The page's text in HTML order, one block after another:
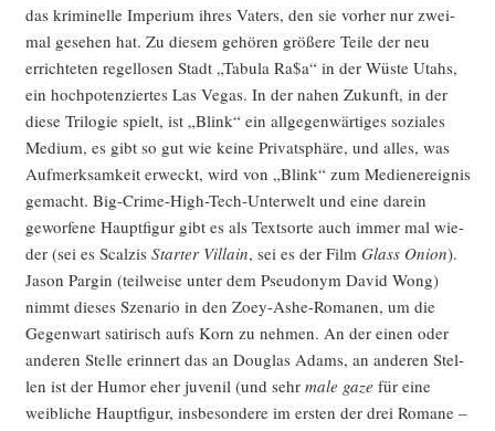
das kri­mi­nel­le Impe­ri­um ihres Vaters, den sie vor­her nur zwei­
mal gese­hen hat. Zu die­sem gehö­ren grö­ße­re Tei­le der neu
errich­te­ten regel­lo­sen Stadt „Tabu­la Ra$a“ in der Wüs­te Utahs,
ein hoch­po­ten­zier­tes Las Vegas. In der nahen Zukunft, in der
die­se Tri­lo­gie spielt, ist „Blink“ ein all­ge­gen­wär­ti­ges sozia­les
Medi­um, es gibt so gut wie kei­ne Pri­vat­sphä­re, und alles, was
Auf­merk­sam­keit erweckt, wird von „Blink“ zum Medi­en­er­eig­nis
gemacht. Big-Crime-High-Tech-Unter­welt und eine dar­ein
gewor­fe­ne Haupt­fi­gur gibt es als Text­sor­te auch immer mal wie­
der (sei es Scal­zis Star­ter Vil­lain, sei es der Film Glass Oni­on).
Jason Par­gin (teil­wei­se unter dem Pseud­onym David Wong)
nimmt die­ses Sze­na­rio in den Zoey-Ashe-Roma­nen, um die
Gegen­wart sati­risch aufs Korn zu neh­men. An der einen oder
ande­ren Stel­le erin­nert das an Dou­glas Adams, an ande­ren Stel­
len ist der Humor eher juve­nil (und sehr male gaze für eine
weib­li­che Haupt­fi­gur, ins­be­son­de­re im ers­ten der drei Roma­ne –